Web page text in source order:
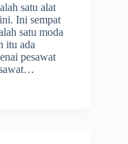
satu alat
Ini sempat
satu moda
itu ada
pesawat